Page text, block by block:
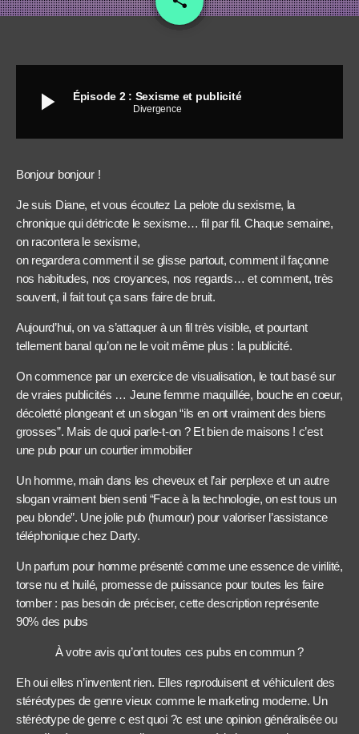
play_arrow Épisode 2 : Sexisme et publicité
Divergence
Bonjour bonjour !
Je suis Diane, et vous écoutez La pelote du sexisme, la
chronique qui détricote le sexisme… fil par fil. Chaque semaine,
on racontera le sexisme,
on regardera comment il se glisse partout, comment il façonne
nos habitudes, nos croyances, nos regards… et comment, très
souvent, il fait tout ça sans faire de bruit.
Aujourd’hui, on va s’attaquer à un fil très visible, et pourtant
tellement banal qu’on ne le voit même plus : la publicité.
On commence par un exercice de visualisation, le tout basé sur
de vraies publicités … Jeune femme maquillée, bouche en coeur,
décoletté plongeant et un slogan “ils en ont vraiment des biens
grosses”. Mais de quoi parle-t-on ? Et bien de maisons ! c’est
une pub pour un courtier immobilier
Un homme, main dans les cheveux et l’air perplexe et un autre
slogan vraiment bien senti “Face à la technologie, on est tous un
peu blonde”. Une jolie pub (humour) pour valoriser l’assistance
téléphonique chez Darty.
Un parfum pour homme présenté comme une essence de virilité,
torse nu et huilé, promesse de puissance pour toutes les faire
tomber : pas besoin de préciser, cette description représente
90% des pubs
À votre avis qu’ont toutes ces pubs en commun ?
Eh oui elles n’inventent rien. Elles reproduisent et véhiculent des
stéréotypes de genre vieux comme le marketing moderne. Un
stéréotype de genre c est quoi ?c est une opinion généralisée ou